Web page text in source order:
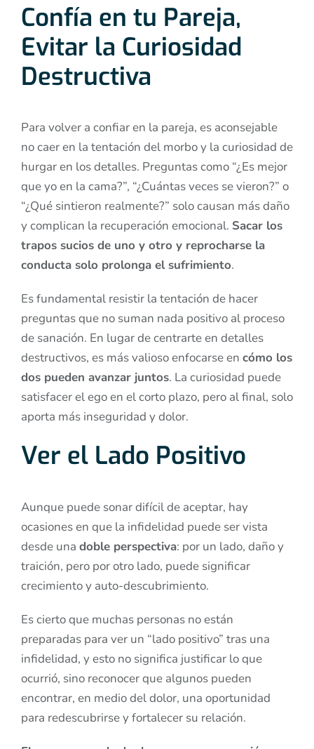
Confía en tu Pareja,
Evitar la Curiosidad
Destructiva
Para volver a confiar en la pareja, es aconsejable
no caer en la tentación del morbo y la curiosidad de
hurgar en los detalles. Preguntas como “¿Es mejor
que yo en la cama?”, “¿Cuántas veces se vieron?” o
“¿Qué sintieron realmente?” solo causan más daño
y complican la recuperación emocional. Sacar los
trapos sucios de uno y otro y reprocharse la
conducta solo prolonga el sufrimiento.
Es fundamental resistir la tentación de hacer
preguntas que no suman nada positivo al proceso
de sanación. En lugar de centrarte en detalles
destructivos, es más valioso enfocarse en cómo los
dos pueden avanzar juntos. La curiosidad puede
satisfacer el ego en el corto plazo, pero al final, solo
aporta más inseguridad y dolor.
Ver el Lado Positivo
Aunque puede sonar difícil de aceptar, hay
ocasiones en que la infidelidad puede ser vista
desde una doble perspectiva: por un lado, daño y
traición, pero por otro lado, puede significar
crecimiento y auto-descubrimiento.
Es cierto que muchas personas no están
preparadas para ver un “lado positivo” tras una
infidelidad, y esto no significa justificar lo que
ocurrió, sino reconocer que algunos pueden
encontrar, en medio del dolor, una oportunidad
para redescubrirse y fortalecer su relación.